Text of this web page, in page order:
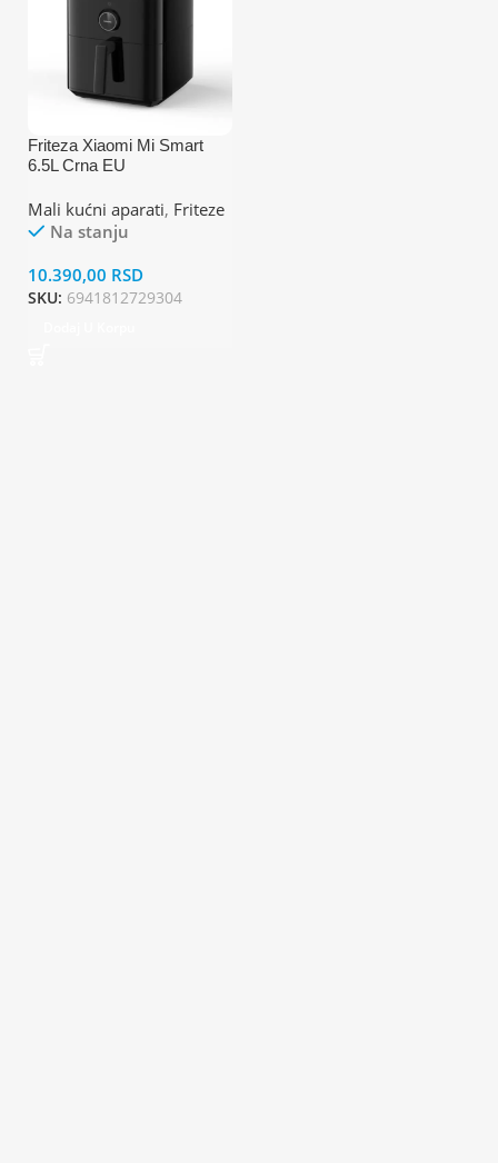
Friteza Xiaomi Mi Smart
6.5L Crna EU
Mali kućni aparati, Friteze
Na stanju
10.390,00 RSD
SKU: 6941812729304